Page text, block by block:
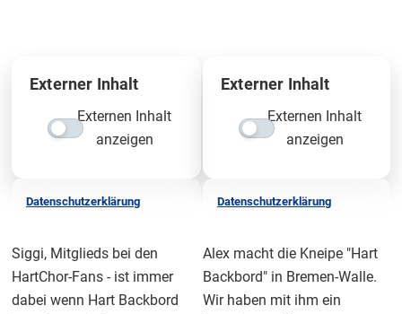
Externer Inhalt
Externen Inhalt
anzeigen
Datenschutzerklärung
Externer Inhalt
Externen Inhalt
anzeigen
Datenschutzerklärung
Siggi, Mitglieds bei den
HartChor-Fans - ist immer
dabei wenn Hart Backbord
Alex macht die Kneipe "Hart
Backbord" in Bremen-Walle.
Wir haben mit ihm ein